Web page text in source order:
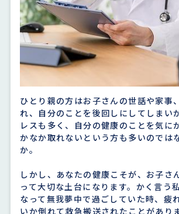
ひとり親の方はお子さんの世話や家事
れ、自分のことを後回しにしてしまい
レスも多く、自分の健康のことを気に
かなか取れないという方も多いのでは
か。
しかし、あなたの健康こそが、お子さ
って大切な土台になります。かく言う
なって無我夢中で過ごしていた時、疲
いか倒れて救急搬送されたことがあり